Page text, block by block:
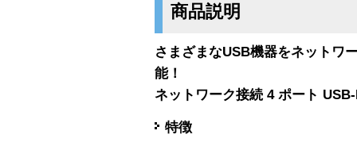
商品説明
さまざまなUSB機器をネットワ
能！
ネットワーク接続 4 ポート
特徴